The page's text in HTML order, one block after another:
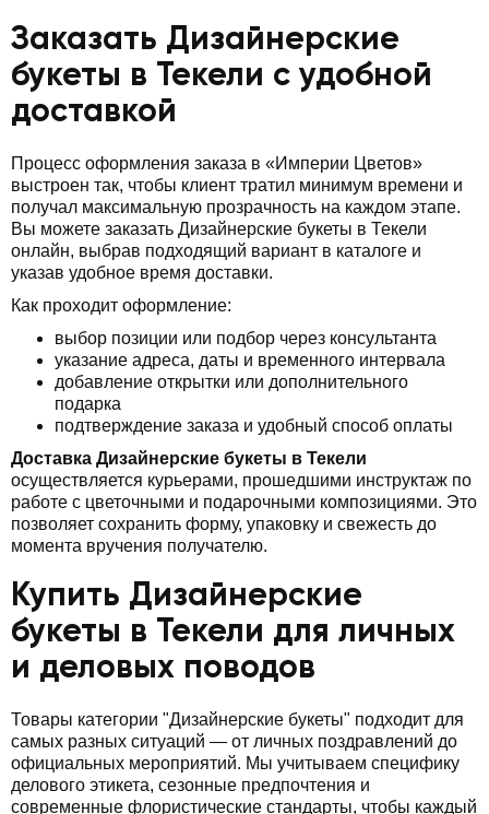
Заказать Дизайнерские
букеты в Текели с удобной
доставкой
Процесс оформления заказа в «Империи Цветов»
выстроен так, чтобы клиент тратил минимум времени и
получал максимальную прозрачность на каждом этапе.
Вы можете заказать Дизайнерские букеты в Текели
онлайн, выбрав подходящий вариант в каталоге и
указав удобное время доставки.
Как проходит оформление:
выбор позиции или подбор через консультанта
указание адреса, даты и временного интервала
добавление открытки или дополнительного
подарка
подтверждение заказа и удобный способ оплаты
Доставка Дизайнерские букеты в Текели
осуществляется курьерами, прошедшими инструктаж по
работе с цветочными и подарочными композициями. Это
позволяет сохранить форму, упаковку и свежесть до
момента вручения получателю.
Купить Дизайнерские
букеты в Текели для личных
и деловых поводов
Товары категории "Дизайнерские букеты" подходит для
самых разных ситуаций — от личных поздравлений до
официальных мероприятий. Мы учитываем специфику
делового этикета, сезонные предпочтения и
современные флористические стандарты, чтобы каждый